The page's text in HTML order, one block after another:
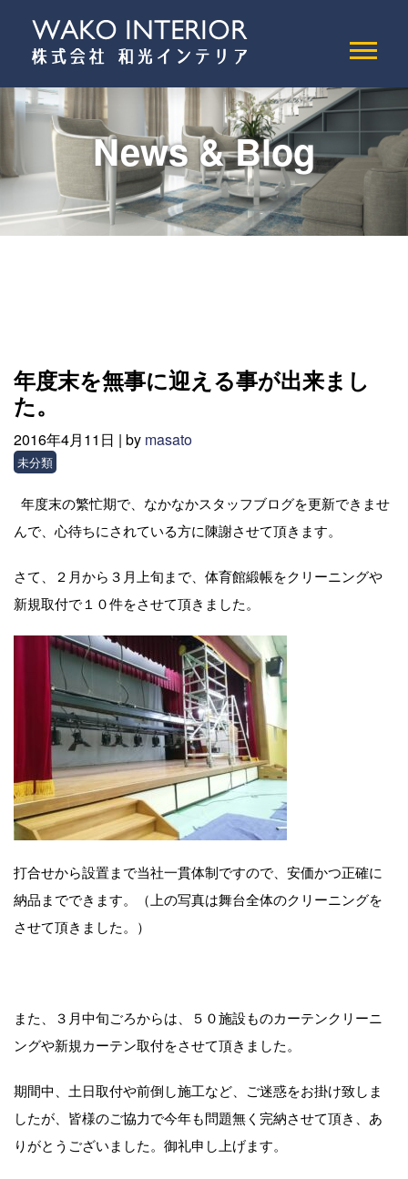
News & Blog
年度末を無事に迎える事が出来まし
た。
2016年4月11日 | by masato
未分類
年度末の繁忙期で、なかなかスタッフブログを更新できませ
んで、心待ちにされている方に陳謝させて頂きます。
さて、２月から３月上旬まで、体育館緞帳をクリーニングや
新規取付で１０件をさせて頂きました。
打合せから設置まで当社一貫体制ですので、安価かつ正確に
納品までできます。（上の写真は舞台全体のクリーニングを
させて頂きました。）
また、３月中旬ごろからは、５０施設ものカーテンクリーニ
ングや新規カーテン取付をさせて頂きました。
期間中、土日取付や前倒し施工など、ご迷惑をお掛け致しま
したが、皆様のご協力で今年も問題無く完納させて頂き、あ
りがとうございました。御礼申し上げます。